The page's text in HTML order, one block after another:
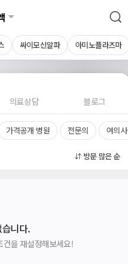
싸이모신알파 아미노플라즈마
의료상담 블로그
가격공개 병원 전문의 여의사
방문 많은 순
니다.
건을 재설정해보세요!